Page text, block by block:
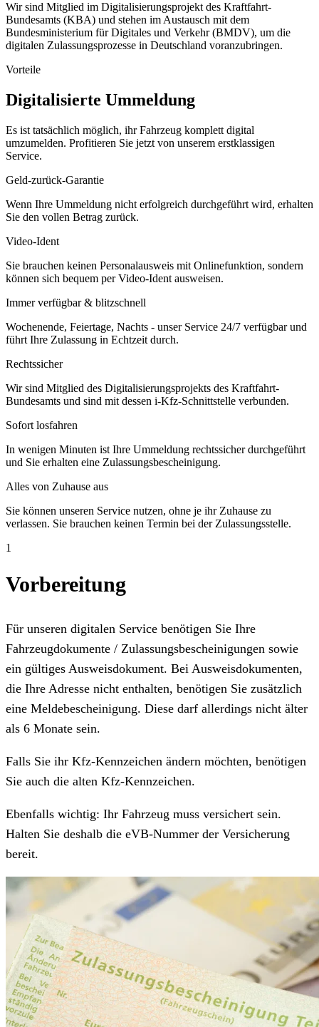
Wir sind Mitglied im Digitalisierungsprojekt des Kraftfahrt-
Bundesamts (KBA) und stehen im Austausch mit dem
Bundesministerium für Digitales und Verkehr (BMDV), um die
digitalen Zulassungsprozesse in Deutschland voranzubringen.
Vorteile
Digitalisierte Ummeldung
Es ist tatsächlich möglich, ihr Fahrzeug komplett digital
umzumelden. Profitieren Sie jetzt von unserem erstklassigen
Service.
Geld-zurück-Garantie
Wenn Ihre Ummeldung nicht erfolgreich durchgeführt wird, erhalten
Sie den vollen Betrag zurück.
Video-Ident
Sie brauchen keinen Personalausweis mit Onlinefunktion, sondern
können sich bequem per Video-Ident ausweisen.
Immer verfügbar & blitzschnell
Wochenende, Feiertage, Nachts - unser Service 24/7 verfügbar und
führt Ihre Zulassung in Echtzeit durch.
Rechtssicher
Wir sind Mitglied des Digitalisierungsprojekts des Kraftfahrt-
Bundesamts und sind mit dessen i-Kfz-Schnittstelle verbunden.
Sofort losfahren
In wenigen Minuten ist Ihre Ummeldung rechtssicher durchgeführt
und Sie erhalten eine Zulassungsbescheinigung.
Alles von Zuhause aus
Sie können unseren Service nutzen, ohne je ihr Zuhause zu
verlassen. Sie brauchen keinen Termin bei der Zulassungsstelle.
1
Vorbereitung
Für unseren digitalen Service benötigen Sie Ihre
Fahrzeugdokumente / Zulassungsbescheinigungen sowie
ein gültiges Ausweisdokument. Bei Ausweisdokumenten,
die Ihre Adresse nicht enthalten, benötigen Sie zusätzlich
eine Meldebescheinigung. Diese darf allerdings nicht älter
als 6 Monate sein.
Falls Sie ihr Kfz-Kennzeichen ändern möchten, benötigen
Sie auch die alten Kfz-Kennzeichen.
Ebenfalls wichtig: Ihr Fahrzeug muss versichert sein.
Halten Sie deshalb die eVB-Nummer der Versicherung
bereit.